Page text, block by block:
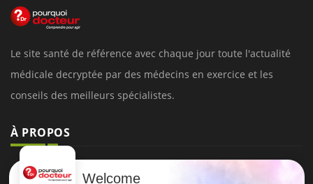
Le site santé de référence avec chaque jour toute l'actualité
médicale decryptée par des médecins en exercice et les
conseils des meilleurs spécialistes.
À PROPOS
Données personnelles et cookies
Welcome